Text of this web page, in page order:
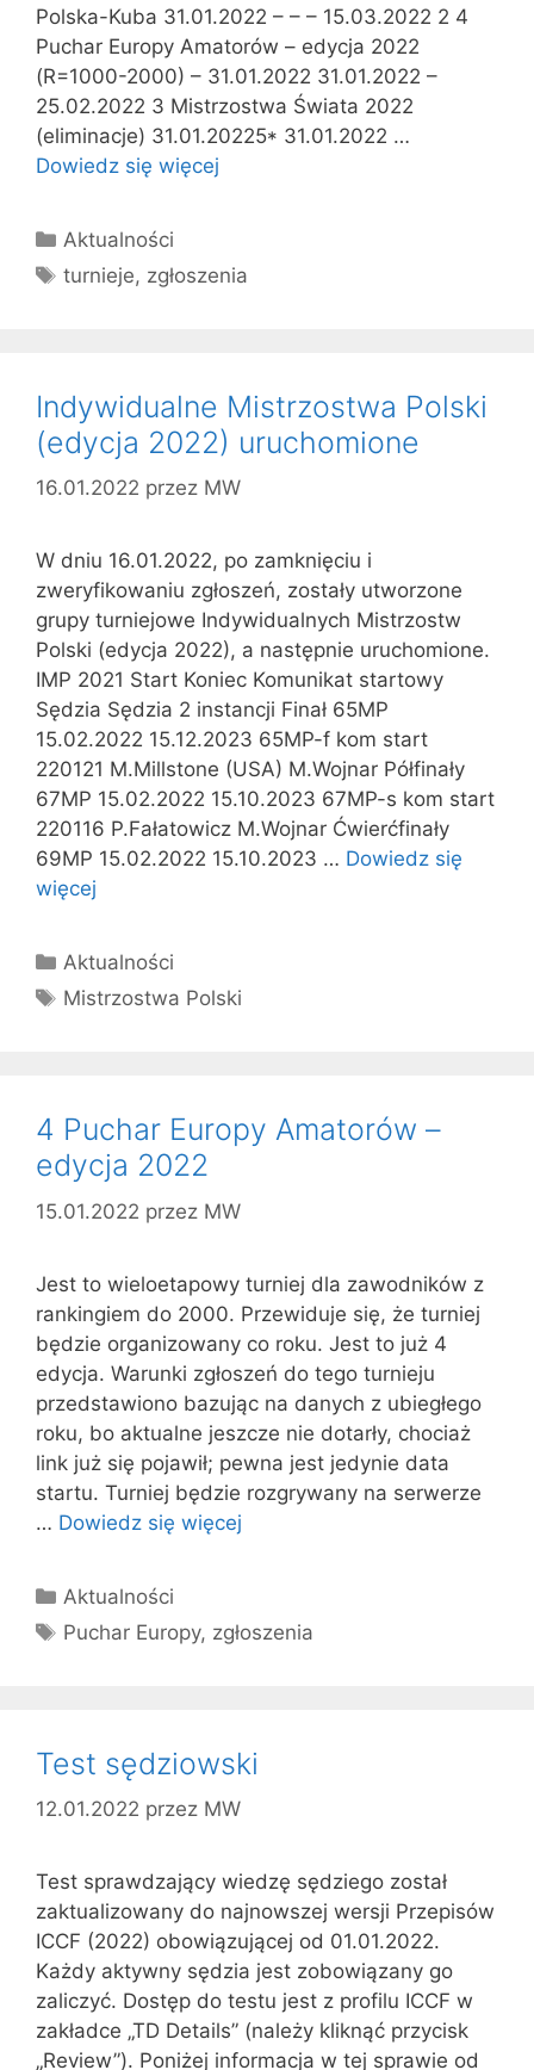
Polska-Kuba 31.01.2022 – – – 15.03.2022 2 4
Puchar Europy Amatorów – edycja 2022
(R=1000-2000) – 31.01.2022 31.01.2022 –
25.02.2022 3 Mistrzostwa Świata 2022
(eliminacje) 31.01.20225* 31.01.2022 …
Dowiedz się więcej
Kategorie
Aktualności
Tagi
turnieje, zgłoszenia
Indywidualne Mistrzostwa Polski
(edycja 2022) uruchomione
16.01.2022 przez MW
W dniu 16.01.2022, po zamknięciu i
zweryfikowaniu zgłoszeń, zostały utworzone
grupy turniejowe Indywidualnych Mistrzostw
Polski (edycja 2022), a następnie uruchomione.
IMP 2021 Start Koniec Komunikat startowy
Sędzia Sędzia 2 instancji Finał 65MP
15.02.2022 15.12.2023 65MP-f kom start
220121 M.Millstone (USA) M.Wojnar Półfinały
67MP 15.02.2022 15.10.2023 67MP-s kom start
220116 P.Fałatowicz M.Wojnar Ćwierćfinały
69MP 15.02.2022 15.10.2023 … Dowiedz się
więcej
Kategorie
Aktualności
Tagi
Mistrzostwa Polski
4 Puchar Europy Amatorów –
edycja 2022
15.01.2022 przez MW
Jest to wieloetapowy turniej dla zawodników z
rankingiem do 2000. Przewiduje się, że turniej
będzie organizowany co roku. Jest to już 4
edycja. Warunki zgłoszeń do tego turnieju
przedstawiono bazując na danych z ubiegłego
roku, bo aktualne jeszcze nie dotarły, chociaż
link już się pojawił; pewna jest jedynie data
startu. Turniej będzie rozgrywany na serwerze
… Dowiedz się więcej
Kategorie
Aktualności
Tagi
Puchar Europy, zgłoszenia
Test sędziowski
12.01.2022 przez MW
Test sprawdzający wiedzę sędziego został
zaktualizowany do najnowszej wersji Przepisów
ICCF (2022) obowiązującej od 01.01.2022.
Każdy aktywny sędzia jest zobowiązany go
zaliczyć. Dostęp do testu jest z profilu ICCF w
zakładce „TD Details” (należy kliknąć przycisk
„Review”). Poniżej informacja w tej sprawie od